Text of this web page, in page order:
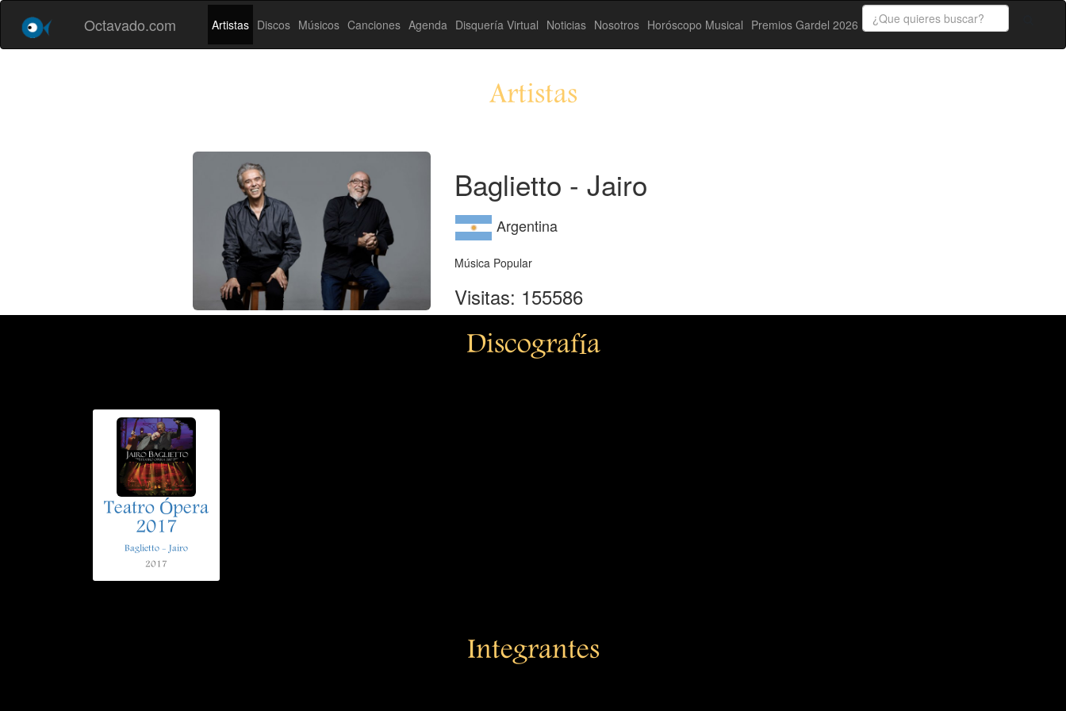
Octavado.com Artistas Discos Músicos Canciones Agenda Disquería Virtual Noticias Nosotros Horóscopo Musical Premios Gardel 2026
Artistas
Baglietto - Jairo
Argentina
Música Popular
Visitas: 155586
Discografía
Teatro Ópera
2017
Baglietto - Jairo
2017
Integrantes